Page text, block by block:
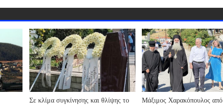
Σε κλίμα συγκίνησης και θλίψης το
Μάξιμος Χαρακόπουλος από